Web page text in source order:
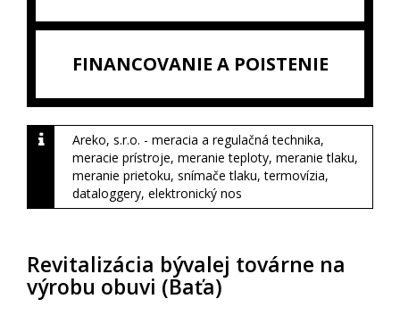
FINANCOVANIE A POISTENIE
Areko, s.r.o. - meracia a regulačná technika,
meracie prístroje, meranie teploty, meranie tlaku,
meranie prietoku, snímače tlaku, termovízia,
dataloggery, elektronický nos
Revitalizácia bývalej továrne na
výrobu obuvi (Baťa)